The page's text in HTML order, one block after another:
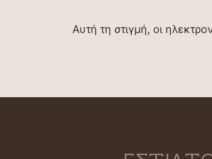
Αυτή τη στιγμή, οι